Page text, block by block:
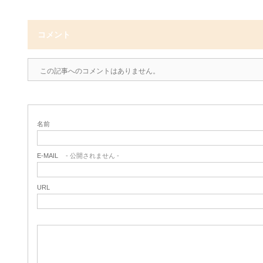
コメント
この記事へのコメントはありません。
名前
E-MAIL - 公開されません -
URL